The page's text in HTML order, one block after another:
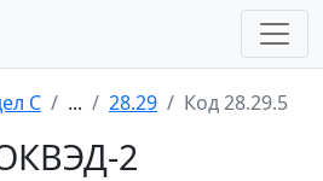
C ... 28.29 Код 28.29.5
2